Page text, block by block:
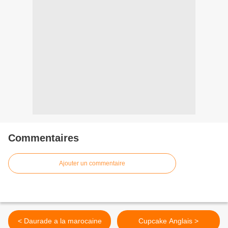
Commentaires
Ajouter un commentaire
< Daurade a la marocaine Cupcake Anglais >